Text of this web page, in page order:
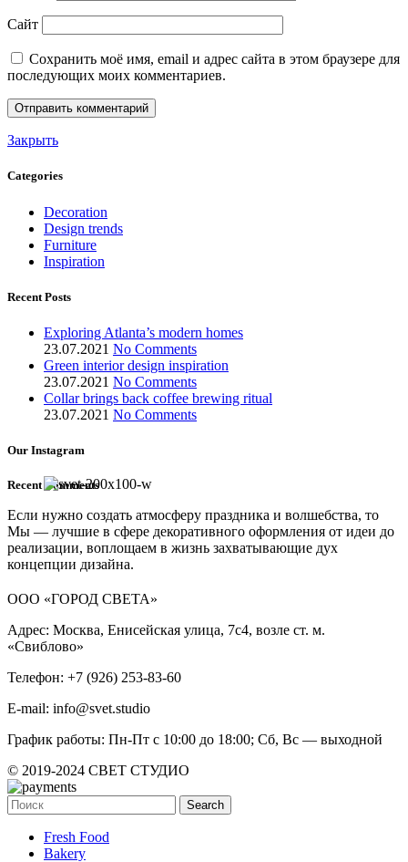
Сайт
Сохранить моё имя, email и адрес сайта в этом браузере для
последующих моих комментариев.
Закрыть
Categories
Decoration
Design trends
Furniture
Inspiration
Recent Posts
Exploring Atlanta’s modern homes
23.07.2021 No Comments
Green interior design inspiration
23.07.2021 No Comments
Collar brings back coffee brewing ritual
23.07.2021 No Comments
Our Instagram
Recent Comments
Если нужно создать атмосферу праздника и волшебства, то
Мы — лучшие в сфере декоративного оформления от идеи до
реализации, воплощаем в жизнь захватывающие дух
концепции дизайна.
ООО «ГОРОД СВЕТА»
Адрес: Москва, Енисейская улица, 7с4, возле ст. м.
«Свиблово»
Телефон: +7 (926) 253-83-60
E-mail: info@svet.studio
График работы: Пн-Пт с 10:00 до 18:00; Сб, Вс — выходной
© 2019-2024 СВЕТ СТУДИО
Search
Fresh Food
Bakery